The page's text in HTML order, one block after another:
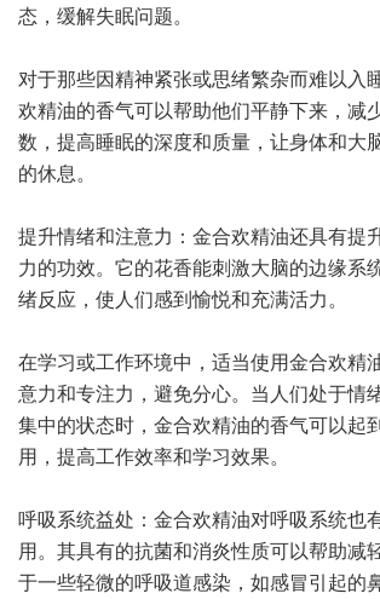
态，缓解失眠问题。
对于那些因精神紧张或思绪繁杂而难以入
欢精油的香气可以帮助他们平静下来，减
数，提高睡眠的深度和质量，让身体和大
的休息。
提升情绪和注意力：金合欢精油还具有提
力的功效。它的花香能刺激大脑的边缘系
绪反应，使人们感到愉悦和充满活力。
在学习或工作环境中，适当使用金合欢精
意力和专注力，避免分心。当人们处于情
集中的状态时，金合欢精油的香气可以起
用，提高工作效率和学习效果。
呼吸系统益处：金合欢精油对呼吸系统也
用。其具有的抗菌和消炎性质可以帮助减
于一些轻微的呼吸道感染，如感冒引起的